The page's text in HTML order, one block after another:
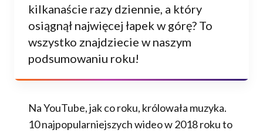
kilkanaście razy dziennie, a który
osiągnął najwięcej łapek w górę? To
wszystko znajdziecie w naszym
podsumowaniu roku!
Na YouTube, jak co roku, królowała muzyka.
10 najpopularniejszych wideo w 2018 roku to